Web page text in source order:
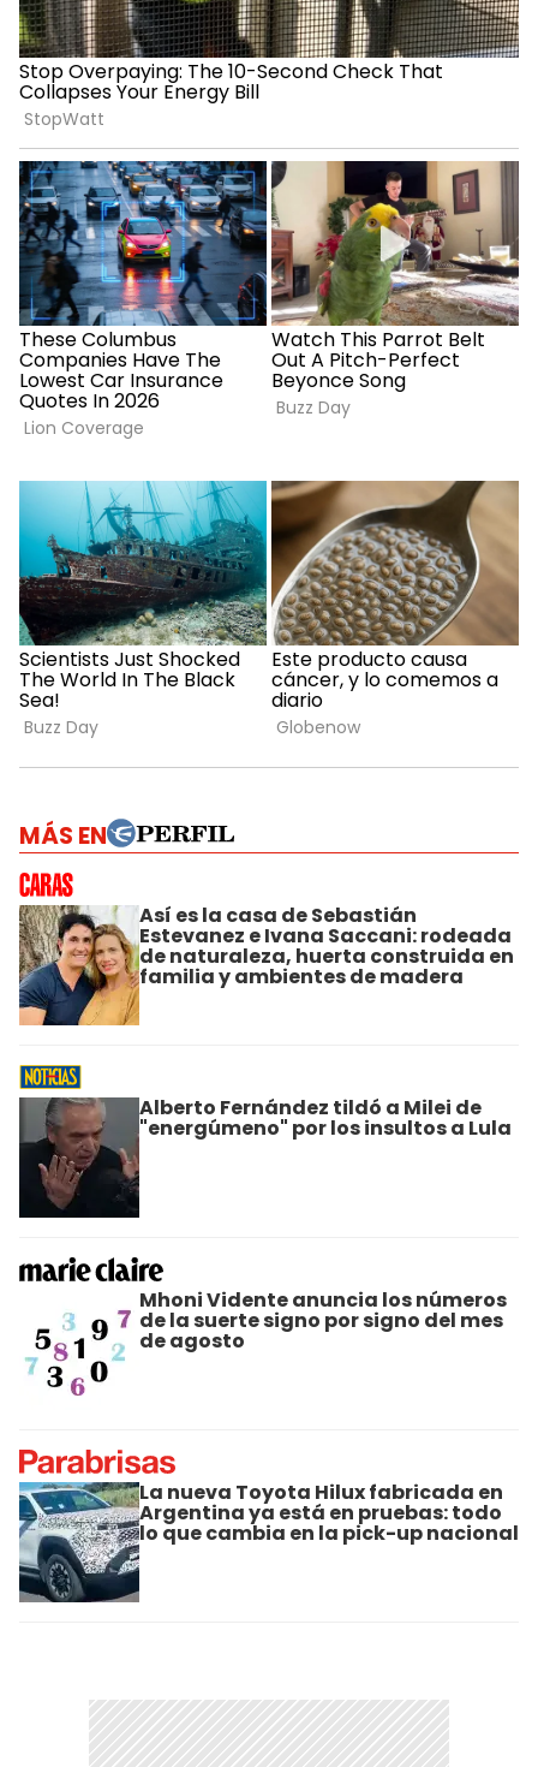
MÁS EN
Así es la casa de Sebastián
Estevanez e Ivana Saccani: rodeada
de naturaleza, huerta construida en
familia y ambientes de madera
Alberto Fernández tildó a Milei de
"energúmeno" por los insultos a Lula
Mhoni Vidente anuncia los números
de la suerte signo por signo del mes
de agosto
La nueva Toyota Hilux fabricada en
Argentina ya está en pruebas: todo
lo que cambia en la pick-up nacional